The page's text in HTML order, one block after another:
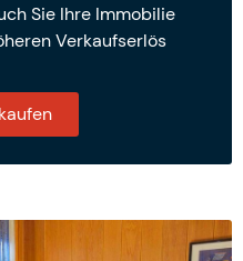
Sie Ihre Immobilie
Verkaufserlös